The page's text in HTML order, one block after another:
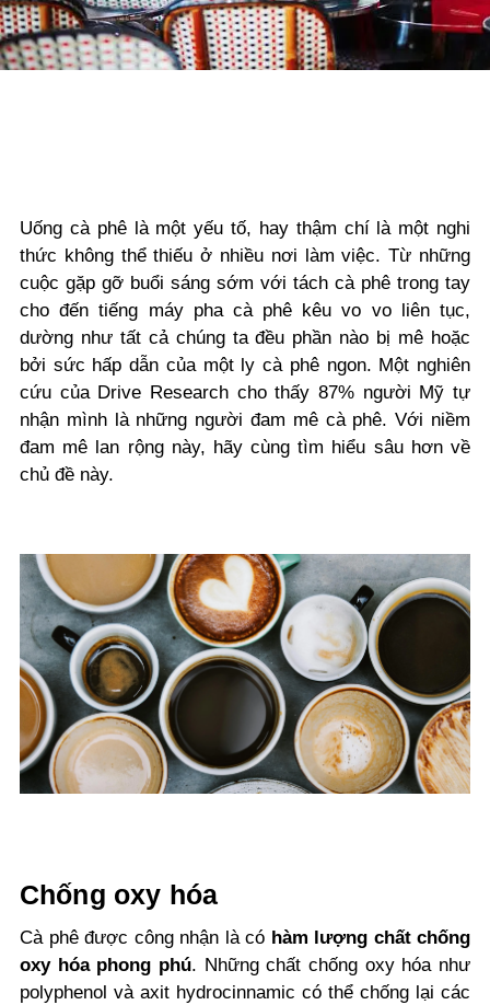
Uống cà phê là một yếu tố, hay thậm chí là một nghi
thức không thể thiếu ở nhiều nơi làm việc. Từ những
cuộc gặp gỡ buổi sáng sớm với tách cà phê trong tay
cho đến tiếng máy pha cà phê kêu vo vo liên tục,
dường như tất cả chúng ta đều phần nào bị mê hoặc
bởi sức hấp dẫn của một ly cà phê ngon. Một nghiên
cứu của Drive Research cho thấy 87% người Mỹ tự
nhận mình là những người đam mê cà phê. Với niềm
đam mê lan rộng này, hãy cùng tìm hiểu sâu hơn về
chủ đề này.
Chống oxy hóa
Cà phê được công nhận là có hàm lượng chất chống
oxy hóa phong phú. Những chất chống oxy hóa như
polyphenol và axit hydrocinnamic có thể chống lại các